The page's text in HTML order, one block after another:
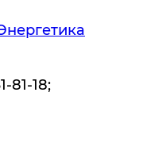
81-18;